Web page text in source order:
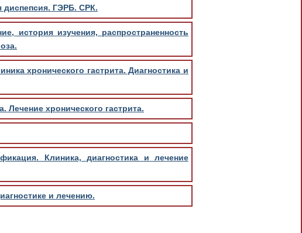
диспепсия. ГЭРБ. СРК.
история изучения, распространенность
хронического гастрита. Диагностика и
Лечение хронического гастрита.
Клиника, диагностика и лечение
и лечению.